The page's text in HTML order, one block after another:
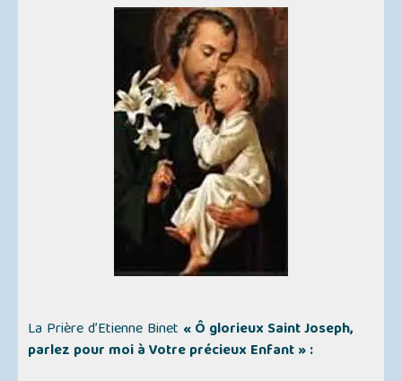
La Prière d’Etienne Binet « Ô glorieux Saint Joseph,
parlez pour moi à Votre précieux Enfant » :